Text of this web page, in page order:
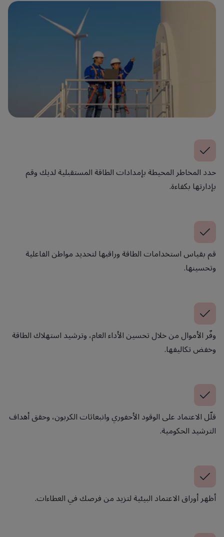
حدد المخاطر المحيطة بإمدادات الطاقة المستقبلية لديك وقم
بإدارتها بكفاءة.
قم بقياس استخدامات الطاقة وراقبها لتحديد مواطن الفاعلية
وتحسينها.
وفّر الأموال من خلال تحسين الأداء العام، وترشيد استهلاك الطاقة
وخفض تكاليفها.
قلّل الاعتماد على الوقود الأحفوري وانبعاثات الكربون، وحقق أهداف
الترشيد الحكومية.
أظهر أوراق الاعتماد البيئية لتزيد من فرصك في العطاءات.